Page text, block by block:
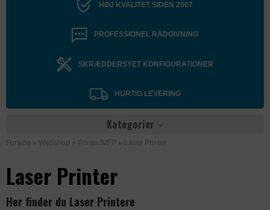
HØJ KVALITET SIDEN 2007
PROFESSIONEL RÅDGIVNING
SKRÆDDERSYET KONFIGURATIONER
HURTIG LEVERING
Kategorier
Forside » Webshop » Printer/MFP » Laser Printer
Laser Printer
Her finder du Laser Printere